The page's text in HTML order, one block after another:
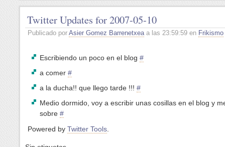
Twitter Updates for 2007-05-10
Publicado por Asier Gomez Barrenetxeaa las 23:59:59 en Frikismo
Escribiendo un poco en el blog#
a comer#
a la ducha!! que llego tarde !!!#
Medio dormido, voy a escribir unas cosillas en el blog y
sobre#
Powered by Twitter Tools